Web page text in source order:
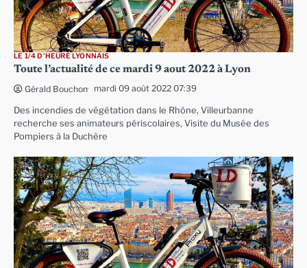
LE 1/4 D'HEURE LYONNAIS
Toute l’actualité de ce mardi 9 aout 2022 à Lyon
Gérald Bouchon mardi 09 août 2022 07:39
Des incendies de végétation dans le Rhône, Villeurbanne
recherche ses animateurs périscolaires, Visite du Musée des
Pompiers à la Duchère